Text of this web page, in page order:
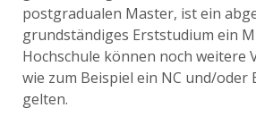
postgradualen Master, ist ein
grundständiges Erststudium ein
Hochschule können noch weitere
wie zum Beispiel ein NC und/
gelten.